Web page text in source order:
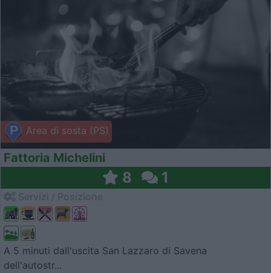
Area di sosta (PS)
Fattoria Michelini
8 1
A 5 minuti dall'uscita San Lazzaro di Savena
dell'autostr...